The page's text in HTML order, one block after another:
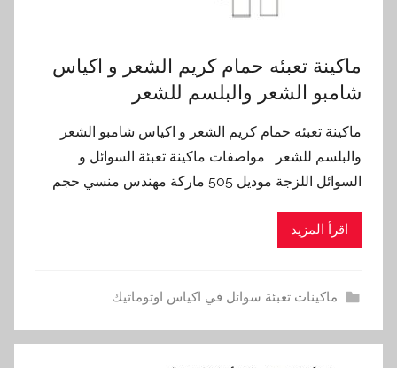
ماكينة تعبئه حمام كريم الشعر و اكياس
شامبو الشعر والبلسم للشعر
ماكينة تعبئه حمام كريم الشعر و اكياس شامبو الشعر
والبلسم للشعر مواصفات ماكينة تعبئة السوائل و
السوائل اللزجة موديل 505 ماركة مهندس منسي حجم
اقرأ المزيد
ماكينات تعبئة سوائل في اكياس اوتوماتيك